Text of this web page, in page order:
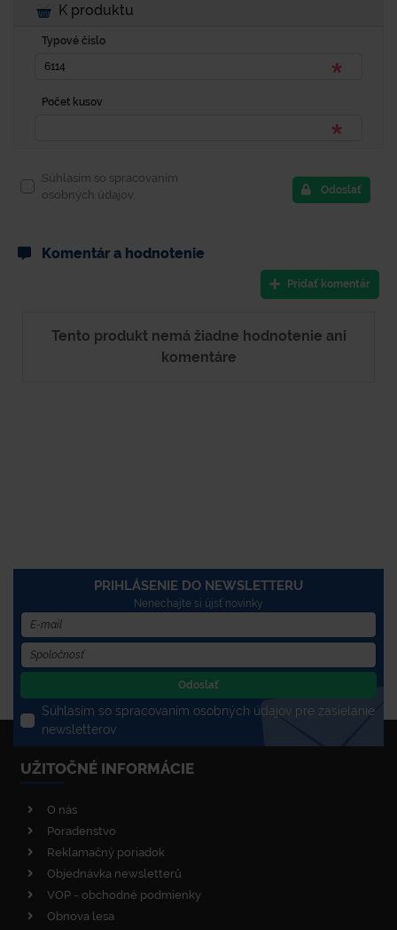
K produktu
Typové číslo
Počet kusov
Súhlasím so spracovaním
osobných údajov.
Odoslať
Komentár a hodnotenie
Pridať komentár
Tento produkt nemá žiadne hodnotenie ani
komentáre
PRIHLÁSENIE DO NEWSLETTERU
Nenechajte si újsť novinky
Odoslať
Súhlasím so spracovaním osobných údajov pre zasielanie
newsletterov
UŽITOČNÉ INFORMÁCIE
O nás
Poradenstvo
Reklamačný poriadok
Objednávka newsletterů
VOP - obchodné podmienky
Obnova lesa